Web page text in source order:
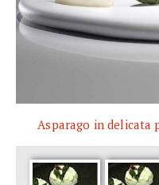
Asparago in delicata